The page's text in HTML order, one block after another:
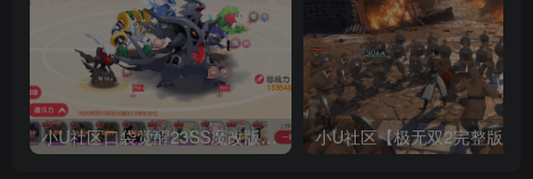
小U社区口袋觉醒23SS魔改版服务端横版卡牌手游+Linux手工服务端+GM授权后台+搭建视频